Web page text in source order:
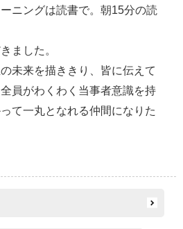
ニングは読書で。朝15分の読
ました。
未来を描ききり、皆に伝えて
員がわくわく当事者意識を持
て一丸となれる仲間になりた